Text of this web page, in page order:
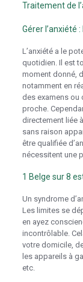
Traitement de
Gérer l’anxiété
L’anxiété a le
quotidien. Il est
moment donné,
notamment en
des examens ou
proche.
directement liée
sans raison
être qualifiée
nécessitent une
1 Belge sur 8
Un syndrome
Les limites se
en ayez
incontrôlable.
votre domicile,
les appareils à
etc.